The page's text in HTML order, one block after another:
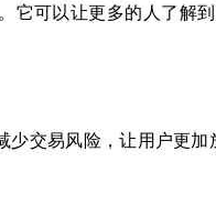
它可以让更多的人了解
交易风险，让用户更加